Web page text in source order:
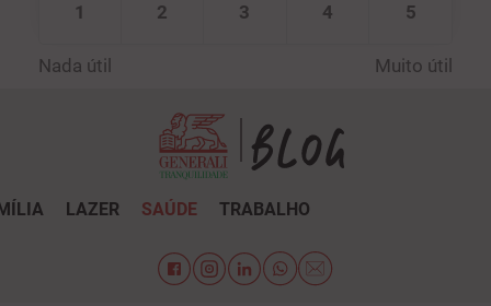
Nada útil
1 2 3 4 5
Muito útil
LAZER SAÚDE TRABALHO